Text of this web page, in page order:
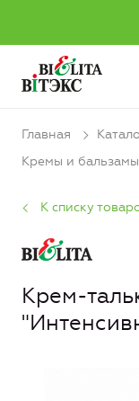
Главная
Кремы и бальзамы
К списку
Крем-